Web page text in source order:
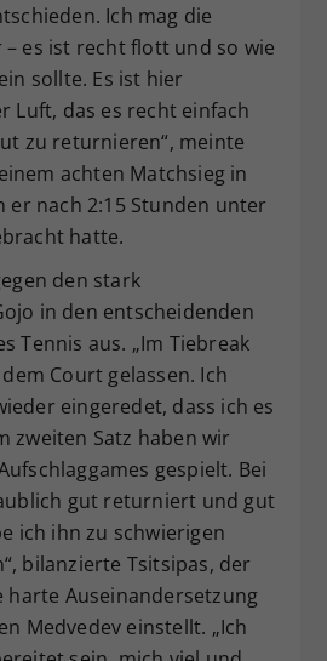
Ich mag die
– es ist recht flott und so wie
sollte. Es ist hier
Luft, das es recht einfach
zu returnieren“, meinte
achten Matchsieg in
er nach 2:15 Stunden unter
hatte.
den stark
in den entscheidenden
Tennis aus. „Im Tiebreak
Court gelassen. Ich
eingeredet, dass ich es
zweiten Satz haben wir
gespielt. Bei
gut returniert und gut
ich ihn zu schwierigen
bilanzierte Tsitsipas, der
harte Auseinandersetzung
Medvedev einstellt. „Ich